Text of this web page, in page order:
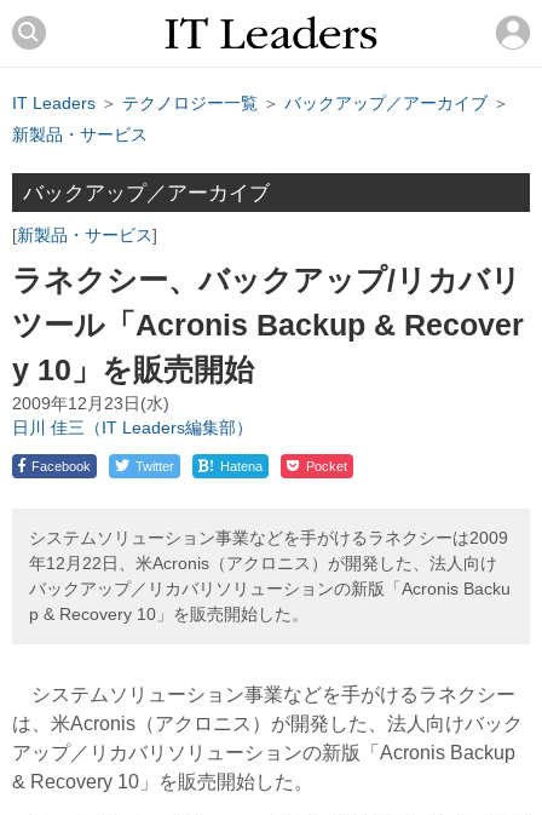
IT Leaders ＞ テクノロジー一覧 ＞ バックアップ／アーカイブ ＞
新製品・サービス
バックアップ／アーカイブ
新製品・サービス
ラネクシー、バックアップ/リカバリ
ツール「Acronis Backup & Recover
y 10」を販売開始
2009年12月23日(水)
日川 佳三（IT Leaders編集部）
Facebook Twitter ! Hatena Pocket
システムソリューション事業などを手がけるラネクシーは2009
年12月22日、米Acronis（アクロニス）が開発した、法人向け
バックアップ／リカバリソリューションの新版「Acronis Backu
p & Recovery 10」を販売開始した。
システムソリューション事業などを手がけるラネクシー
は、米Acronis（アクロニス）が開発した、法人向けバック
アップ／リカバリソリューションの新版「Acronis Backup
& Recovery 10」を販売開始した。